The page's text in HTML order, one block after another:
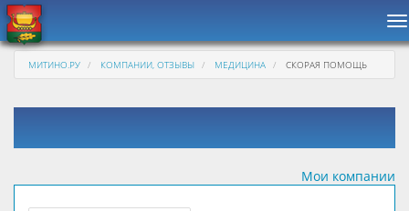
МИТИНО.РУ КОМПАНИИ, ОТЗЫВЫ МЕДИЦИНА СКОРАЯ ПОМОЩЬ
Мои компании